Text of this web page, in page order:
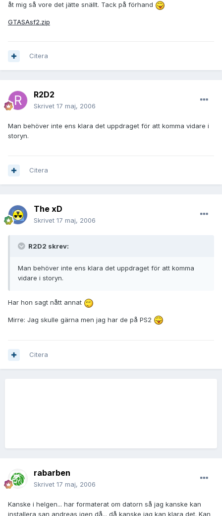
åt mig så vore det jätte snällt. Tack på förhand
GTASAsf2.zip
Citera
R2D2
Skrivet 17 maj, 2006
Man behöver inte ens klara det uppdraget för att komma vidare i
storyn.
Citera
The xD
Skrivet 17 maj, 2006
R2D2 skrev:
Man behöver inte ens klara det uppdraget för att komma
vidare i storyn.
Har hon sagt nått annat
Mirre: Jag skulle gärna men jag har de på PS2
Citera
rabarben
Skrivet 17 maj, 2006
Kanske i helgen... har formaterat om datorn så jag kanske kan
installera san andreas igen då... då kanske jag kan klara det. Kan